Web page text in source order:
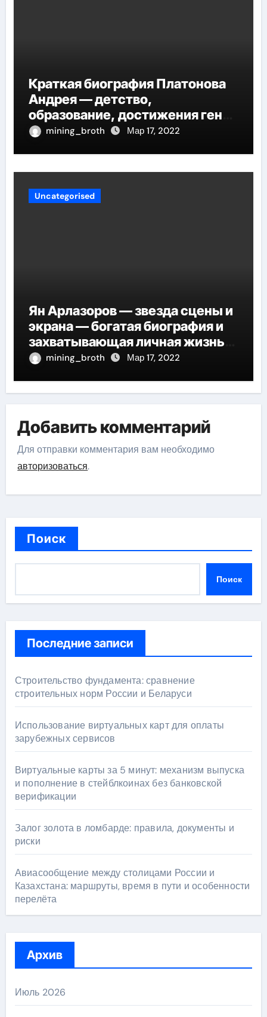
Краткая биография Платонова
Андрея — детство,
образование, достижения гения
русской литературы
mining_broth Мар 17, 2022
Uncategorised
Ян Арлазоров — звезда сцены и
экрана — богатая биография и
захватывающая личная жизнь
великого актера
mining_broth Мар 17, 2022
Добавить комментарий
Для отправки комментария вам необходимо
авторизоваться.
Поиск
Поиск
Последние записи
Строительство фундамента: сравнение
строительных норм России и Беларуси
Использование виртуальных карт для оплаты
зарубежных сервисов
Виртуальные карты за 5 минут: механизм выпуска
и пополнение в стейблкоинах без банковской
верификации
Залог золота в ломбарде: правила, документы и
риски
Авиасообщение между столицами России и
Казахстана: маршруты, время в пути и особенности
перелёта
Архив
Июль 2026